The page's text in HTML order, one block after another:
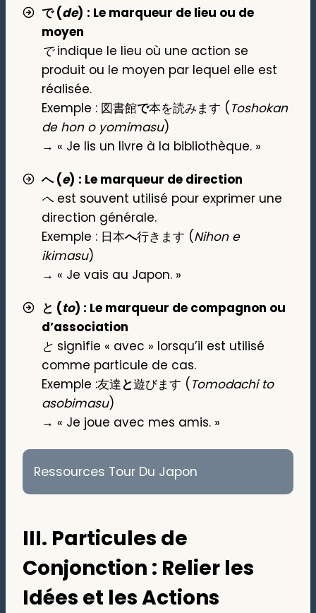
で (de) : Le marqueur de lieu ou de
moyen
でindique le lieu où une action se
produit ou le moyen par lequel elle est
réalisée.
Exemple : 図書館で本を読みます ( Toshokan
de hon o yomimasu)
→ « Je lis un livre à la bibliothèque. »
へ (e) : Le marqueur de direction
へ est souvent utilisé pour exprimer une
direction générale.
Exemple : 日本へ行きます (Nihon e
ikimasu)
→ « Je vais au Japon. »
と (to) : Le marqueur de compagnon ou
d’association
と signifie « avec » lorsqu’il est utilisé
comme particule de cas.
Exemple :友達と遊びます ( Tomodachi to
asobimasu)
→ « Je joue avec mes amis. »
Ressources Tour Du Japon
III. Particules de
Conjonction : Relier les
Idées et les Actions